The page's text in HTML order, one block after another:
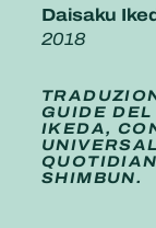
Daisaku
2018
GUIDE
IKEDA,
SHIMBUN.